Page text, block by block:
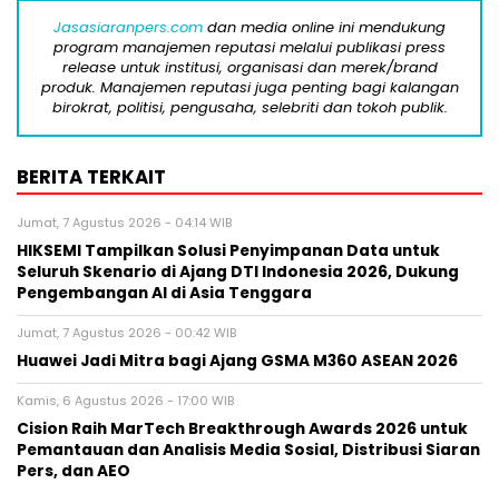
Jasasiaranpers.com dan media online ini mendukung
program manajemen reputasi melalui publikasi press
release untuk institusi, organisasi dan merek/brand
produk. Manajemen reputasi juga penting bagi kalangan
birokrat, politisi, pengusaha, selebriti dan tokoh publik.
BERITA TERKAIT
Jumat, 7 Agustus 2026 - 04:14 WIB
HIKSEMI Tampilkan Solusi Penyimpanan Data untuk
Seluruh Skenario di Ajang DTI Indonesia 2026, Dukung
Pengembangan AI di Asia Tenggara
Jumat, 7 Agustus 2026 - 00:42 WIB
Huawei Jadi Mitra bagi Ajang GSMA M360 ASEAN 2026
Kamis, 6 Agustus 2026 - 17:00 WIB
Cision Raih MarTech Breakthrough Awards 2026 untuk
Pemantauan dan Analisis Media Sosial, Distribusi Siaran
Pers, dan AEO